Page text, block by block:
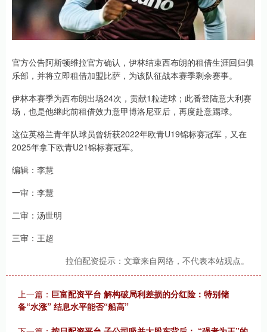
官方公告阿斯顿维拉官方确认，伊林结束西布朗的租借生涯回归俱
乐部，并将立即租借加盟比萨，为该队征战本赛季剩余赛事。
伊林本赛季为西布朗出场24次，贡献1粒进球；此番登陆意大利赛
场，也是他继此前租借效力意甲博洛尼亚后，再度赴意踢球。
这位英格兰青年队球员曾斩获2022年欧青U19锦标赛冠军，又在
2025年拿下欧青U21锦标赛冠军。
编辑：李慧
一审：李慧
二审：汤世明
三审：王超
拉伯配资提示：文章来自网络，不代表本站观点。
上一篇： 巨富配资平台 解构破局利差损的分红险：特别储
备“水涨” 结息水平能否“船高”